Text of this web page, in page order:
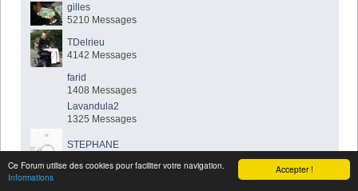
Accepter !
Ce Forum utilise des cookies pour faciliter votre navigation.
Informations
gilles
5210 Messages
TDelrieu
4142 Messages
farid
1408 Messages
Lavandula2
1325 Messages
STEPHANE